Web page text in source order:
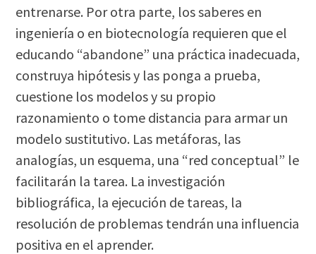
entrenarse. Por otra parte, los saberes en
ingeniería o en biotecnología requieren que el
educando “abandone” una práctica inadecuada,
construya hipótesis y las ponga a prueba,
cuestione los modelos y su propio
razonamiento o tome distancia para armar un
modelo sustitutivo. Las metáforas, las
analogías, un esquema, una “red conceptual” le
facilitarán la tarea. La investigación
bibliográfica, la ejecución de tareas, la
resolución de problemas tendrán una influencia
positiva en el aprender.